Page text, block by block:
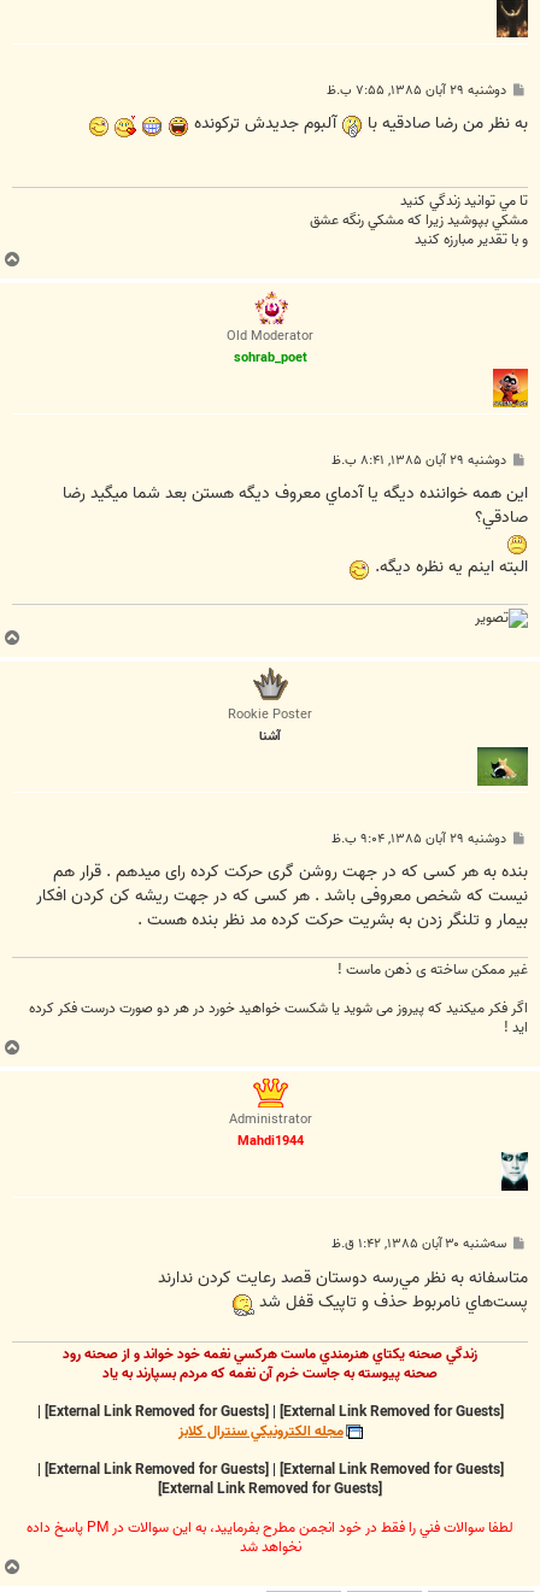
ت
دوشنبه ۲۹ آبان ۱۳۸۵, ۷:۵۵ ب.ظ
به نظر من رضا صادقیه با آلبوم جدیدش ترکونده
تا مي توانيد زندگي کنيد
مشکي بپوشيد زيرا که مشکي رنگه عشق
و با تقدير مبارزه کنيد
Old Moderator
sohrab_poet
ت
دوشنبه ۲۹ آبان ۱۳۸۵, ۸:۴۱ ب.ظ
اين همه خواننده ديگه يا آدماي معروف ديگه هستن بعد شما ميگيد رضا
صادقي؟
البته اينم يه نظره ديگه.
Rookie Poster
آشنا
ت
دوشنبه ۲۹ آبان ۱۳۸۵, ۹:۰۴ ب.ظ
بنده به هر کسی که در جهت روشن گری حرکت کرده رای میدهم . قرار هم
نیست که شخص معروفی باشد . هر کسی که در جهت ریشه کن کردن افکار
بیمار و تلنگر زدن به بشریت حرکت کرده مد نظر بنده هست .
غیر ممکن ساخته ی ذهن ماست !
اگر فکر میکنید که پیروز می شوید یا شکست خواهید خورد در هر دو صورت درست فکر کرده
اید !
Administrator
Mahdi1944
ت
سه‌شنبه ۳۰ آبان ۱۳۸۵, ۱:۴۲ ق.ظ
متاسفانه به نظر مي‌رسه دوستان قصد رعايت کردن ندارند
پست‌هاي نامربوط حذف و تاپيک قفل شد
زندگي صحنه يکتاي هنرمندي ماست هرکسي نغمه خود خواند و از صحنه رود
صحنه پيوسته به جاست خرم آن نغمه که مردم بسپارند به ياد
[External Link Removed for Guests]
|
[External Link Removed for Guests]
|
مجله الکترونيکي سنترال کلابز
[External Link Removed for Guests]
|
[External Link Removed for Guests]
|
[External Link Removed for Guests]
لطفا سوالات فني را فقط در خود انجمن مطرح بفرماييد، به اين سوالات در PM پاسخ داده
نخواهد شد